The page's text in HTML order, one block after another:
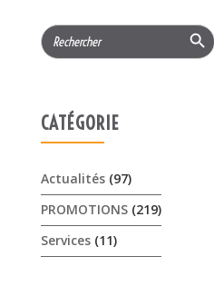
Search
for:
Search Button
CATÉGORIE
Actualités(97)
PROMOTIONS(219)
Services(11)